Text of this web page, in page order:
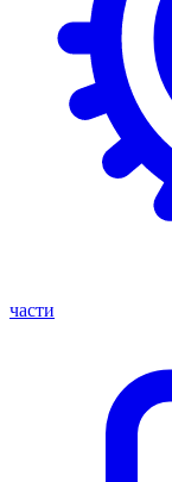
части